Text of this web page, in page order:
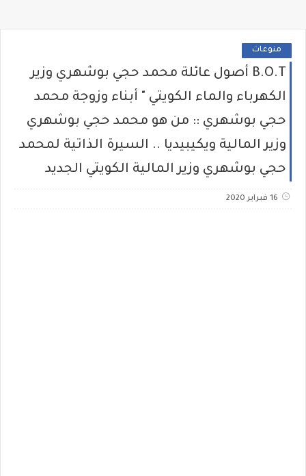
منوعات
B.O.T أصول عائلة محمد حجي بوشهري وزير
الكهرباء والماء الكويتي " أبناء وزوجة محمد
حجي بوشهري :: من هو محمد حجي بوشهري
وزير المالية ويكيبيديا .. السيرة الذاتية لمحمد
حجي بوشهري وزير المالية الكويتي الجديد
16 فبراير 2020